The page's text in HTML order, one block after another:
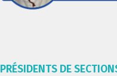
PRÉSIDENTS DE